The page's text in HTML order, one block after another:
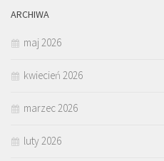
ARCHIWA
maj 2026
kwiecień 2026
marzec 2026
luty 2026